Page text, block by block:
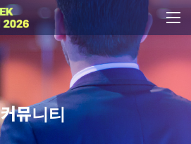
커뮤니티